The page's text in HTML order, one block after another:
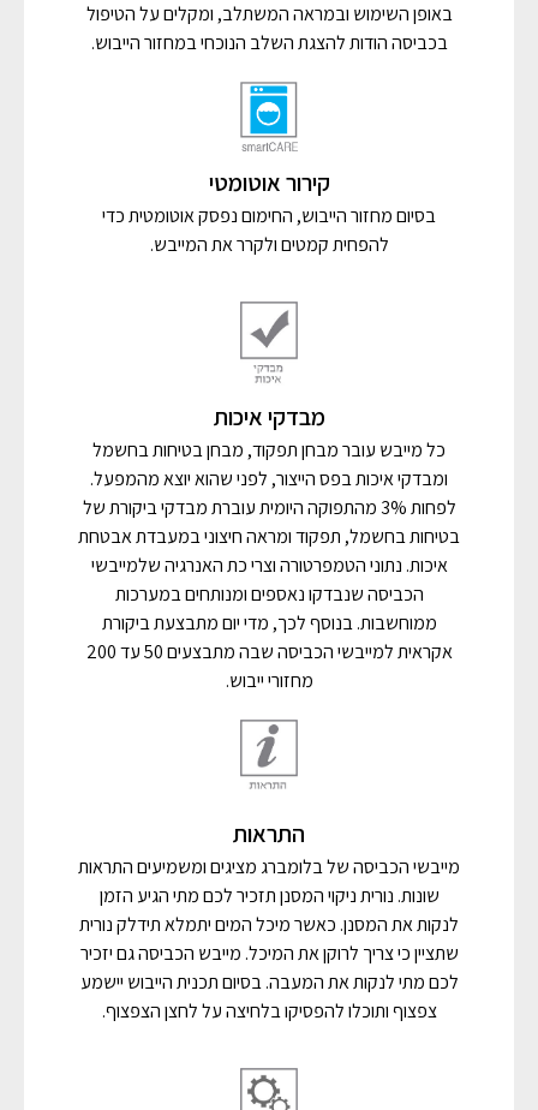
באופן השימוש ובמראה המשתלב, ומקלים על הטיפול
בכביסה הודות להצגת השלב הנוכחי במחזור הייבוש.
קירור אוטומטי
בסיום מחזור הייבוש, החימום נפסק אוטומטית כדי
להפחית קמטים ולקרר את המייבש.
מבדקי איכות
כל מייבש עובר מבחן תפקוד, מבחן בטיחות בחשמל
ומבדקי איכות בפס הייצור, לפני שהוא יוצא מהמפעל.
לפחות 3% מהתפוקה היומית עוברת מבדקי ביקורת של
בטיחות בחשמל, תפקוד ומראה חיצוני במעבדת אבטחת
איכות. נתוני הטמפרטורה וצרי כת האנרגיה שלמייבשי
הכביסה שנבדקו נאספים ומנותחים במערכות
ממוחשבות. בנוסף לכך, מדי יום מתבצעת ביקורת
אקראית למייבשי הכביסה שבה מתבצעים 50 עד 200
מחזורי ייבוש.
התראות
מייבשי הכביסה של בלומברג מציגים ומשמיעים התראות
שונות. נורית ניקוי המסנן תזכיר לכם מתי הגיע הזמן
לנקות את המסנן. כאשר מיכל המים יתמלא תידלק נורית
שתציין כי צריך לרוקן את המיכל. מייבש הכביסה גם יזכיר
לכם מתי לנקות את המעבה. בסיום תכנית הייבוש יישמע
צפצוף ותוכלו להפסיקו בלחיצה על לחצן הצפצוף.